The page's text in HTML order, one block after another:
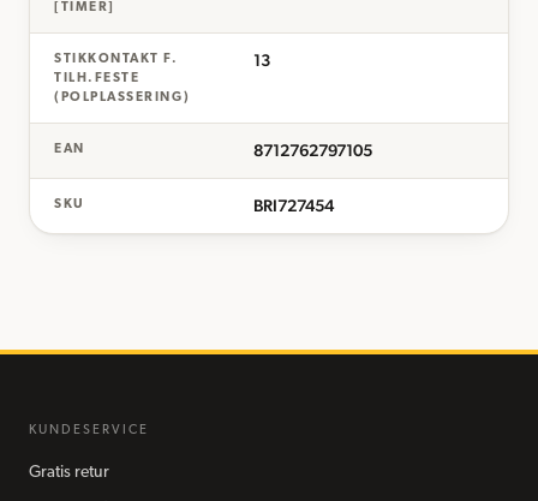
[TIMER]
STIKKONTAKT F.
TILH.FESTE
(POLPLASSERING)
13
EAN 8712762797105
SKU BRI727454
KUNDESERVICE
Gratis retur